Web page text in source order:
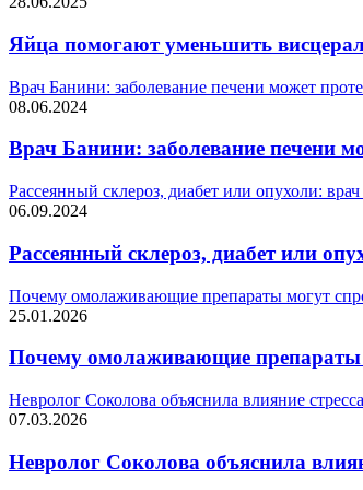
Яйца помогают уменьшить
Врач Банини: заболевание печени может
08.06.2024
Врач Банини: заболевание печени
Рассеянный склероз, диабет или опухоли:
06.09.2024
Рассеянный склероз, диабет или
Почему омолаживающие препараты могут
25.01.2026
Почему омолаживающие препараты
Невролог Соколова объяснила влияние
07.03.2026
Невролог Соколова объяснила